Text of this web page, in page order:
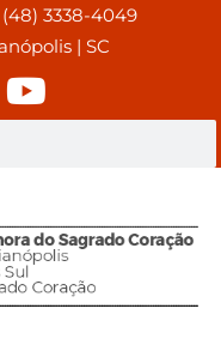
(48) 3338-4049
| SC